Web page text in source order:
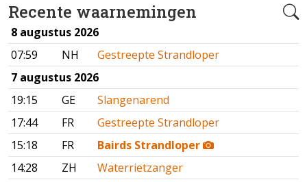
Recente waarnemingen
8 augustus 2026
07:59
NH
Gestreepte Strandloper
7 augustus 2026
19:15
GE
Slangenarend
17:44
FR
Gestreepte Strandloper
15:18
FR
Bairds Strandloper
14:28
ZH
Waterrietzanger